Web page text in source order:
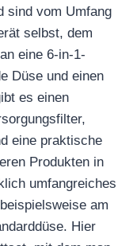
sind vom Umfang
selbst, dem
eine 6-in-1-
Düse und einen
es einen
eine praktische
Produkten in
umfangreiches
am
Hier